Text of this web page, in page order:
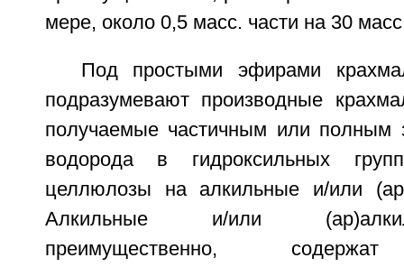
мере, около 0,5 масс. части на 30
Под простыми эфирами
подразумевают производные
получаемые частичным или полным
водорода в гидроксильных
целлюлозы на алкильные и/или
Алкильные и/или
преимущественно,